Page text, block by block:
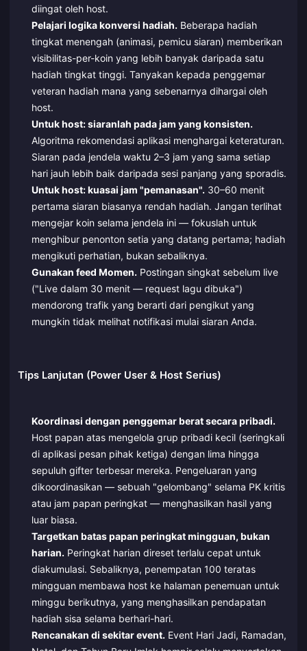
diingat oleh host.
Pelajari logika konversi hadiah. Beberapa hadiah
tingkat menengah (animasi, pemicu siaran) memberikan
visibilitas-per-koin yang lebih banyak daripada satu
hadiah tingkat tinggi. Tanyakan kepada penggemar
veteran hadiah mana yang sebenarnya dihargai oleh
host.
Untuk host: siaranlah pada jam yang konsisten.
Algoritma rekomendasi aplikasi menghargai keteraturan.
Siaran pada jendela waktu 2–3 jam yang sama setiap
hari jauh lebih baik daripada sesi panjang yang sporadis.
Untuk host: kuasai jam "pemanasan". 30–60 menit
pertama siaran biasanya rendah hadiah. Jangan terlihat
mengejar koin selama jendela ini — fokuslah untuk
menghibur penonton setia yang datang pertama; hadiah
mengikuti perhatian, bukan sebaliknya.
Gunakan feed Momen. Postingan singkat sebelum live
("Live dalam 30 menit — request lagu dibuka")
mendorong trafik yang berarti dari pengikut yang
mungkin tidak melihat notifikasi mulai siaran Anda.
Tips Lanjutan (Power User & Host Serius)
Koordinasi dengan penggemar berat secara pribadi.
Host papan atas mengelola grup pribadi kecil (seringkali
di aplikasi pesan pihak ketiga) dengan lima hingga
sepuluh gifter terbesar mereka. Pengeluaran yang
dikoordinasikan — sebuah "gelombang" selama PK kritis
atau jam papan peringkat — menghasilkan hasil yang
luar biasa.
Targetkan batas papan peringkat mingguan, bukan
harian. Peringkat harian direset terlalu cepat untuk
diakumulasi. Sebaliknya, penempatan 100 teratas
mingguan membawa host ke halaman penemuan untuk
minggu berikutnya, yang menghasilkan pendapatan
hadiah sisa selama berhari-hari.
Rencanakan di sekitar event. Event Hari Jadi, Ramadan,